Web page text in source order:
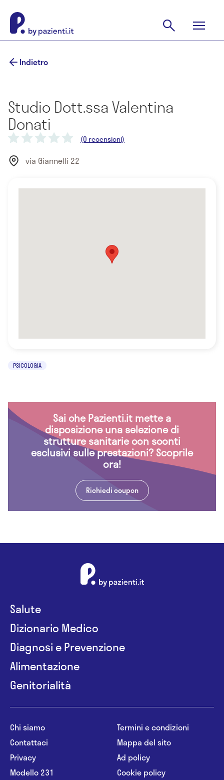
Indietro
Studio Dott.ssa Valentina
Donati
(0 recensioni)
via Giannelli 22
PSICOLOGIA
Sai che Pazienti.it mette a
disposizione una selezione di
strutture sanitarie con sconti
esclusivi sulle prestazioni? Scoprile
ora!
Richiedi coupon
Salute
Dizionario Medico
Diagnosi e Prevenzione
Alimentazione
Genitorialità
Chi siamo
Contattaci
Privacy
Modello 231
Termini e condizioni
Mappa del sito
Ad policy
Cookie policy